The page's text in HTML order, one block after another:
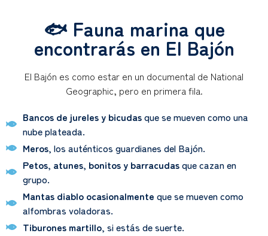
🐟 Fauna marina que
encontrarás en El Bajón
El Bajón es como estar en un documental de National
Geographic, pero en primera fila.
Bancos de jureles y bicudasque se mueven como una
nube plateada.
Meros, los auténticos guardianes del Bajón.
Petos, atunes, bonitos y barracudasque cazan en
grupo.
Mantas diablo ocasionalmente que se mueven como
alfombras voladoras.
Tiburones martillo, si estás de suerte.